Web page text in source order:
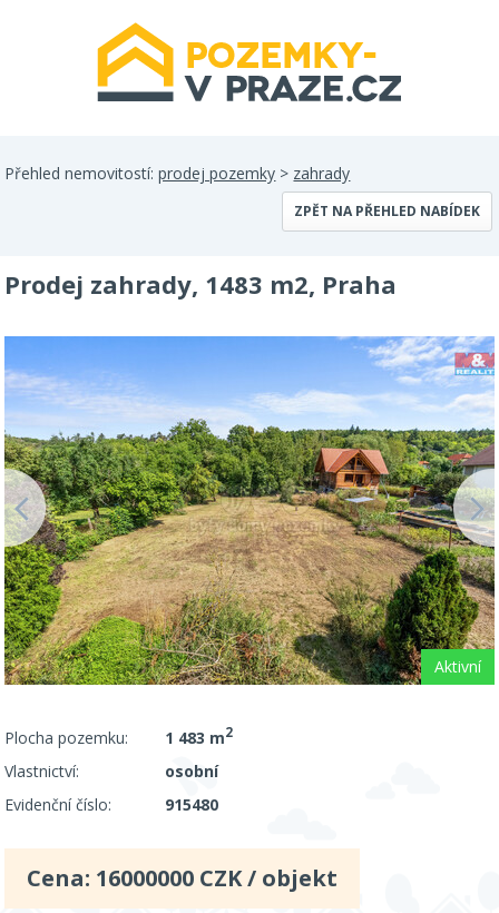
Přehled nemovitostí:prodej pozemky > zahrady
ZPĚT NA PŘEHLED NABÍDEK
Prodej zahrady, 1483 m2, Praha
Aktivní
Plocha pozemku: 1 483 m2
Vlastnictví:
osobní
Evidenční číslo:
915480
Cena: 16000000 CZK / objekt